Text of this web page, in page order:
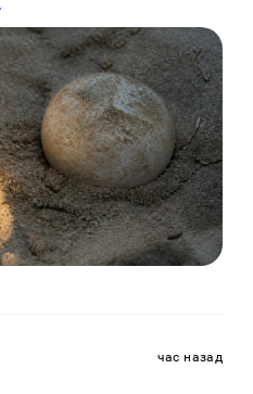
час назад